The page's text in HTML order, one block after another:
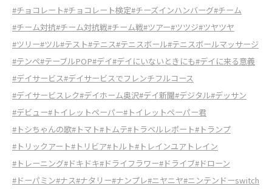
#チョコレート#チョコレート検定#チーズインハンバーグ#チーム
#チーム対抗#チーム対抗戦#チーム戦#ツアー#ツツジ#ツヤツヤ
#ツリー#ツル#テスト#テニス#テニスボール#テニスボールマッサージ
#テンペ#テーブルPOP#デイ#デイにいないときにも#デイに来る意義
#デイサービス#デイサービスでフレンチフルコース
#デイサービスレク#デイホーム奥沢#デイ新聞#デジタル#デッサン
#デビュー#トイレットペーパー#トイレットペーパー君
#トシちゃんの歌#トマト#トムテ#トラベルレポート#トランプ
#トリックアート#トリビア#トルト#トレインユアトレイン
#トレーニング#ドキドキ#ドライフラワー#ドライブ#ドローン
#ドーパミン#ナス#ナタリー#ナンプレ#ニヤニヤ#ニンテンドーswitch